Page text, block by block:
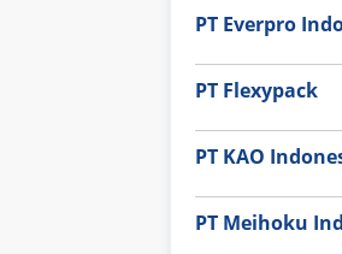
PT Everpro
PT Flexypack
PT KAO
PT Meihoku